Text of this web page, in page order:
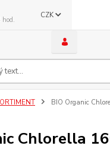
CZK
BIO Organic
Chlorella